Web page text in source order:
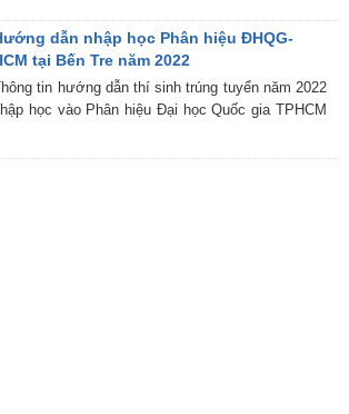
dẫn nhập học Phân hiệu ĐHQG-
tại Bến Tre năm 2022
tin hướng dẫn thí sinh trúng tuyển năm 2022
học vào Phân hiệu Đại học Quốc gia TPHCM